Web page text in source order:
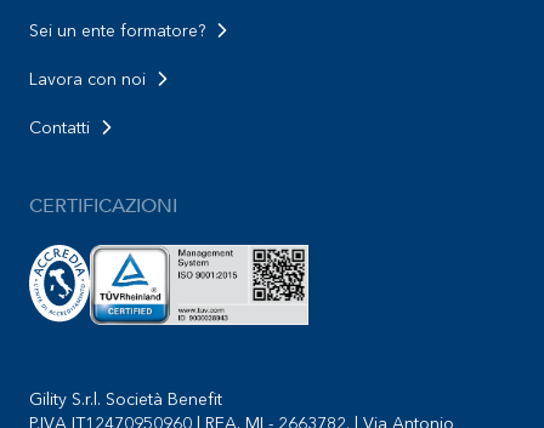
Sei un ente formatore?
Lavora con noi
Contatti
CERTIFICAZIONI
Gility S.r.l. Società Benefit
P.IVA IT12470950960 | REA. MI - 2663782. | Via Antonio